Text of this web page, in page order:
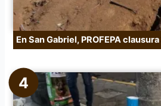
En San Gabriel, PROFEPA